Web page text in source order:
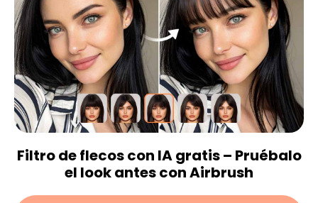
Filtro de flecos con IA gratis – Pruébalo
el look antes con Airbrush